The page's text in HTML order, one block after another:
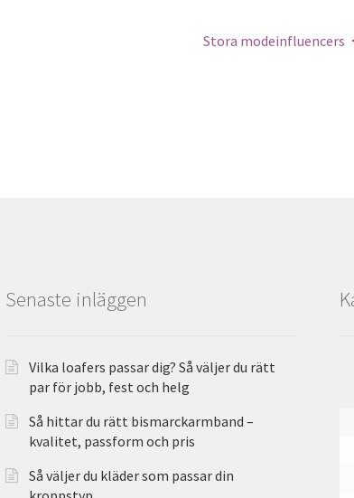
Stora modeinfluencers
Senaste inläggen
Vilka loafers passar dig? Så väljer du rätt
par för jobb, fest och helg
Så hittar du rätt bismarckarmband –
kvalitet, passform och pris
Så väljer du kläder som passar din